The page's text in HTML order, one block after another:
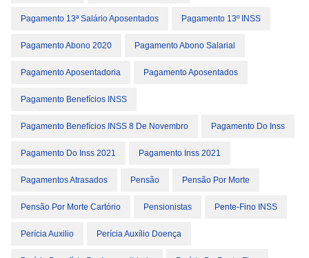
Pagamento 13ª Salário Aposentados Pagamento 13º INSS
Pagamento Abono 2020 Pagamento Abono Salarial
Pagamento Aposentadoria Pagamento Aposentados
Pagamento Benefícios INSS
Pagamento Benefícios INSS 8 De Novembro Pagamento Do Inss
Pagamento Do Inss 2021 Pagamento Inss 2021
Pagamentos Atrasados Pensão Pensão Por Morte
Pensão Por Morte Cartório Pensionistas Pente-Fino INSS
Perícia Auxilio Perícia Auxílio Doença